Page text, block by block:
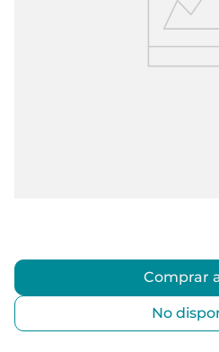
Comprar
No